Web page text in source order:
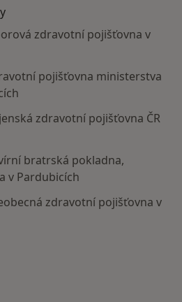
zdravotní pojišťovna v
pojišťovna ministerstva
zdravotní pojišťovna ČR
bratrská pokladna,
v Pardubicích
zdravotní pojišťovna v